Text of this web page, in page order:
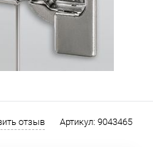
отзыв Артикул: 9043465